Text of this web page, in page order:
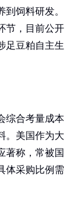
饲料研发。
节，目前公开
足豆粕自主生
综合考量成本
。美国作为大
著称，常被国
体采购比例需